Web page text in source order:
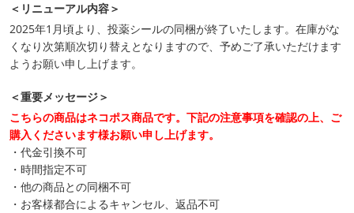
＜リニューアル内容＞
2025年1月頃より、投薬シールの同梱が終了いたします。在庫がな
くなり次第順次切り替えとなりますので、予めご了承いただけます
ようお願い申し上げます。
＜重要メッセージ＞
こちらの商品はネコポス商品です。下記の注意事項を確認の上、ご
購入くださいます様お願い申し上げます。
・代金引換不可
・時間指定不可
・他の商品との同梱不可
・お客様都合によるキャンセル、返品不可